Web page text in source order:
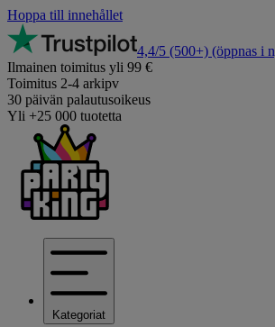
Hoppa till innehållet
4,4/5 (500+) (öppnas i
Ilmainen toimitus yli 99 €
Toimitus 2-4 arkipv
30 päivän palautusoikeus
Yli +25 000 tuotetta
Kategoriat